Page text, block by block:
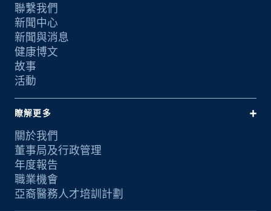
聯繫我們
新聞中心
新聞與消息
健康博文
故事
活動
瞭解更多
關於我們
董事局及行政管理
年度報告
職業機會
亞裔醫務人才培訓計劃